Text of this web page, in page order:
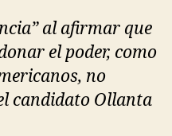
al afirmar que
el poder, como
no
candidato Ollanta